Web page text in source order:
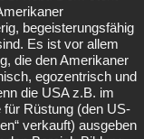
begeisterungsfähig
Es ist vor allem
die den Amerikaner
egozentrisch und
die USA z.B. im
für Rüstung (den US-
verkauft) ausgeben